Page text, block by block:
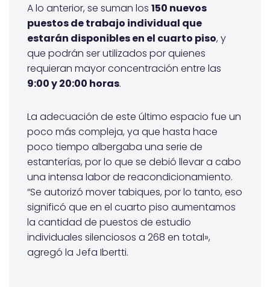
A lo anterior, se suman los 150 nuevos
puestos de trabajo individual que
estarán disponibles en el cuarto piso, y
que podrán ser utilizados por quienes
requieran mayor concentración entre las
9:00 y 20:00 horas.
La adecuación de este último espacio fue un
poco más compleja, ya que hasta hace
poco tiempo albergaba una serie de
estanterías, por lo que se debió llevar a cabo
una intensa labor de reacondicionamiento.
“Se autorizó mover tabiques, por lo tanto, eso
significó que en el cuarto piso aumentamos
la cantidad de puestos de estudio
individuales silenciosos a 268 en total»,
agregó la Jefa Ibertti.